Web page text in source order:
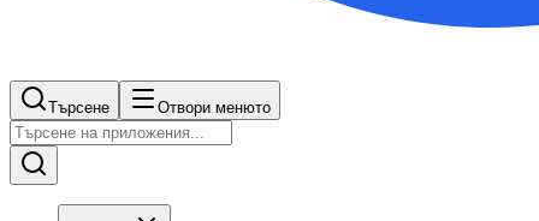
Търсене Отвори менюто